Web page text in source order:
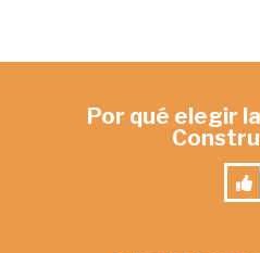
Por qué elegir